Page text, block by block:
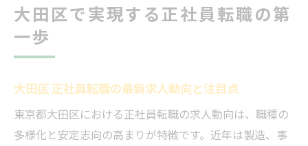
未経験から大田区正社員へキャリア挑戦
未経験から大田区 正社員へ転職成功の秘訣
大田区 正社員 未経験の応募で重視すべき条
件
大田区で実現する正社員転職の第
一歩
大田区 正社員転職の最新求人動向と注目点
東京都大田区における正社員転職の求人動向は、職種の
多様化と安定志向の高まりが特徴です。近年は製造、事